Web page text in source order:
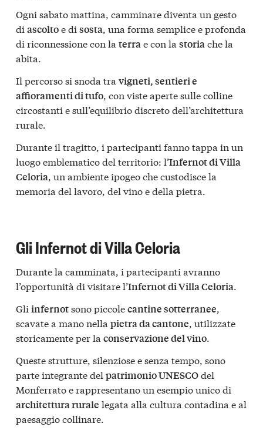
Ogni sabato mattina, camminare diventa un gesto
di ascoltoe di sosta, una forma semplice e profonda
di riconnessione con la terrae con la storiache la
abita.
Il percorso si snoda tra vigneti, sentieri e
affioramenti di tufo, con viste aperte sulle colline
circostanti e sull’equilibrio discreto dell’architettura
rurale.
Durante il tragitto, i partecipanti fanno tappa in un
luogo emblematico del territorio: l’Infernot di Villa
Celoria, un ambiente ipogeo che custodisce la
memoria del lavoro, del vino e della pietra.
Gli Infernot di Villa Celoria
Durante la camminata, i partecipanti avranno
l’opportunità di visitare l’Infernot di Villa Celoria.
Gli infernotsono piccolecantine sotterranee,
scavate a mano nella pietra da cantone, utilizzate
storicamente per la conservazione del vino.
Queste strutture, silenziose e senza tempo, sono
parte integrante del patrimonio UNESCOdel
Monferrato e rappresentano un esempio unico di
architettura rurale legata alla cultura contadina e al
paesaggio collinare.